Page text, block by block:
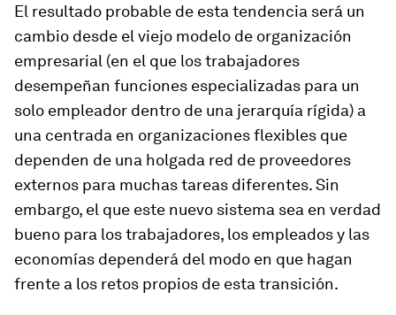
El resultado probable de esta tendencia será un
cambio desde el viejo modelo de organización
empresarial (en el que los trabajadores
desempeñan funciones especializadas para un
solo empleador dentro de una jerarquía rígida) a
una centrada en organizaciones flexibles que
dependen de una holgada red de proveedores
externos para muchas tareas diferentes. Sin
embargo, el que este nuevo sistema sea en verdad
bueno para los trabajadores, los empleados y las
economías dependerá del modo en que hagan
frente a los retos propios de esta transición.